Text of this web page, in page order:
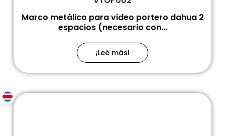
Marco metálico para video portero dahua 2
espacios (necesario con...
¡Leé más!